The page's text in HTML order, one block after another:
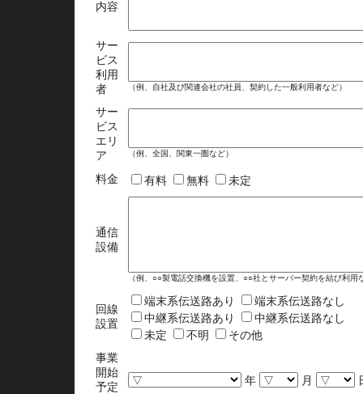
内容
サー
ビス
利用
者
（例、自社及び関連会社の社員、契約した一般利用者など）
サー
ビス
エリ
ア
（例、全国、関東一圏など）
料金 有料 無料 未定
通信
設備
（例、○○製電話交換機を設置、○○社とサーバー契約を結び利用
回線
設置
端末系伝送路あり
端末系伝送路なし
中継系伝送路あり
中継系伝送路なし
未定
不明
その他
事業
開始
予定
年 月